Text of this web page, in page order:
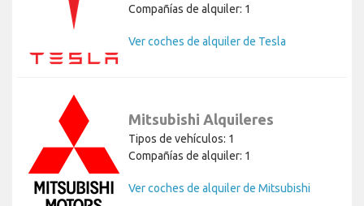
Compañías de alquiler: 1
Ver coches de alquiler de Tesla
Mitsubishi Alquileres
Tipos de vehículos: 1
Compañías de alquiler: 1
Ver coches de alquiler de Mitsubishi